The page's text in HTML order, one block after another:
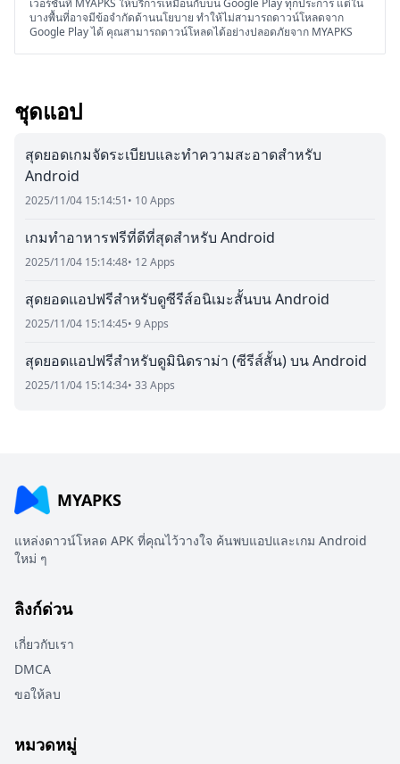
เวอร์ชันที่ MYAPKS ให้บริการเหมือนกับบน Google Play ทุกประการ แต่ใน
บางพื้นที่อาจมีข้อจำกัดด้านนโยบาย ทำให้ไม่สามารถดาวน์โหลดจาก
Google Play ได้ คุณสามารถดาวน์โหลดได้อย่างปลอดภัยจาก MYAPKS
ชุดแอป
สุดยอดเกมจัดระเบียบและทำความสะอาดสำหรับ
Android
2025/11/04 15:14:51• 10 Apps
เกมทำอาหารฟรีที่ดีที่สุดสำหรับ Android
2025/11/04 15:14:48• 12 Apps
สุดยอดแอปฟรีสำหรับดูซีรีส์อนิเมะสั้นบน Android
2025/11/04 15:14:45• 9 Apps
สุดยอดแอปฟรีสำหรับดูมินิดราม่า (ซีรีส์สั้น) บน Android
2025/11/04 15:14:34• 33 Apps
MYAPKS
แหล่งดาวน์โหลด APK ที่คุณไว้วางใจ ค้นพบแอปและเกม Android
ใหม่ ๆ
ลิงก์ด่วน
เกี่ยวกับเรา
DMCA
ขอให้ลบ
หมวดหมู่